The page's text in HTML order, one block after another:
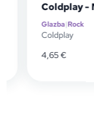
Coldplay -
Glazba|Rock
Coldplay
4,65€